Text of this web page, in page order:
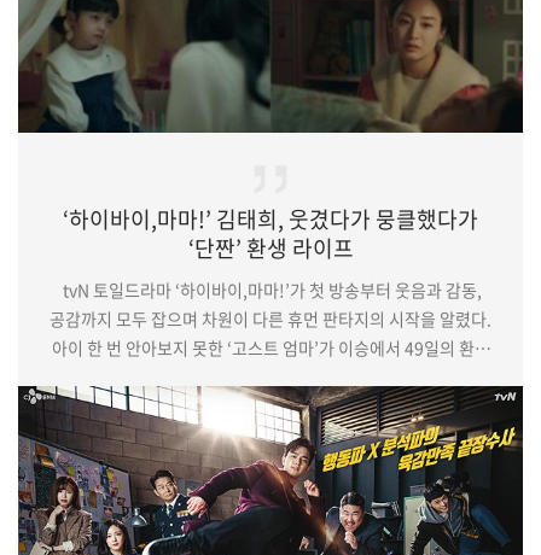
‘하이바이,마마!’ 김태희, 웃겼다가 뭉클했다가
‘단짠’ 환생 라이프
tvN 토일드라마 ‘하이바이,마마!’가 첫 방송부터 웃음과 감동,
공감까지 모두 잡으며 차원이 다른 휴먼 판타지의 시작을 알렸다.
아이 한 번 안아보지 못한 ‘고스트 엄마’가 이승에서 49일의 환생
뭉클하게 그려졌다. (중략)여전히 차유리를 잃은 트라우마를
극복하지 못한 조강화는 딸 조서우가 있어 버티며 살아갈 수
있었다. 무덤덤해 보이지만, 홀로 피눈물을 흘리는 차유리의 엄마
전은숙(김미경 분), 아직도 딸 생각에 눈시울이 붉어지는 아빠
차무풍(박수영…